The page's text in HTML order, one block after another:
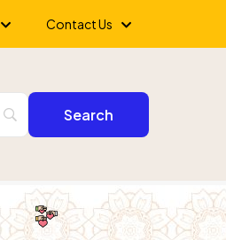
Contact Us